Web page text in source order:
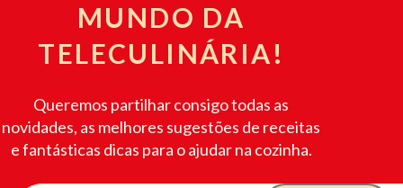
MUNDO DA
TELECULINÁRIA!
Queremos partilhar consigo todas as
novidades, as melhores sugestões de receitas
e fantásticas dicas para o ajudar na cozinha.